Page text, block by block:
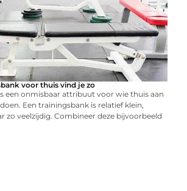
voor thuis vind je zo
een onmisbaar attribuut voor wie thuis aan
Een trainingsbank is relatief klein,
zo veelzijdig. Combineer deze bijvoorbeeld